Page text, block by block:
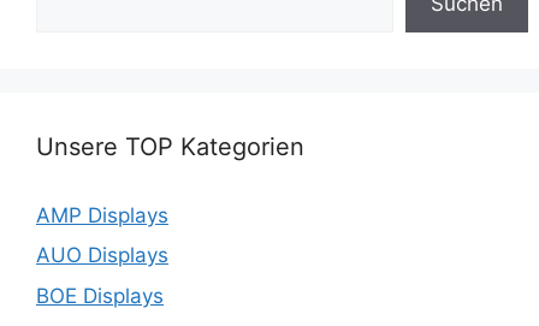
Unsere TOP Kategorien
AMP Displays
AUO Displays
BOE Displays